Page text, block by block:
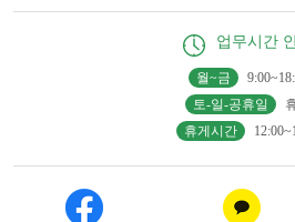
업무시간
월~금
토-일-공휴일
휴게시간